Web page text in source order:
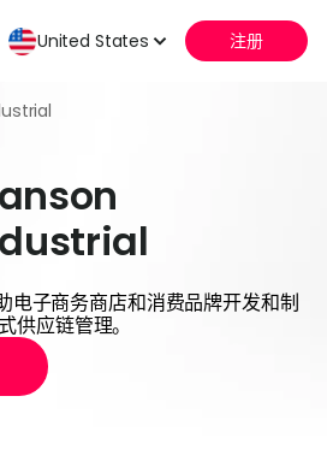
子商务商店和消费品牌开发和制
供应链管理。
United States 注册